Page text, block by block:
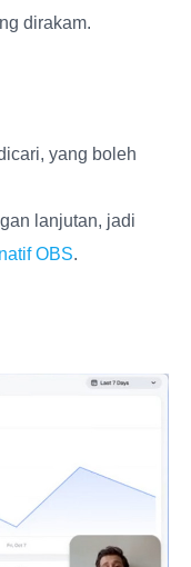
dirakam.
yang boleh
lanjutan, jadi
OBS.